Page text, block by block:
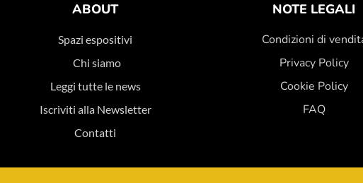
ABOUT
Spazi espositivi
Chi siamo
Leggi tutte le news
Iscriviti alla Newsletter
Contatti
NOTE LEGALI
Condizioni di
Privacy Policy
Cookie Policy
FAQ